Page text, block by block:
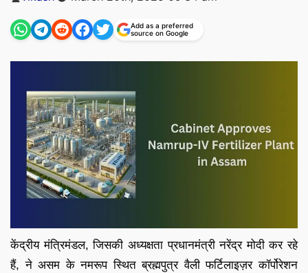
Add as a preferred
source on Google
केंद्रीय मंत्रिमंडल, जिसकी अध्यक्षता प्रधानमंत्री नरेंद्र मोदी कर रहे
हैं, ने असम के नमरूप स्थित ब्रह्मपुत्र वैली फर्टिलाइज़र कॉर्पोरेशन